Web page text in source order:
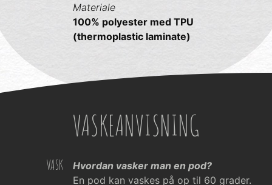
Materiale
100% polyester med TPU
(thermoplastic laminate)
VASKEANVISNING
VASK
Hvordan vasker man en pod?
En pod kan vaskes på op til 60 grader.